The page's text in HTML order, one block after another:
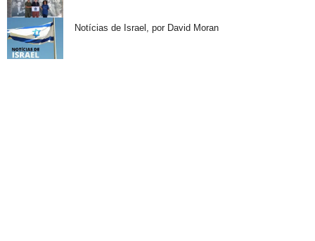
Notícias de Israel, por David Moran